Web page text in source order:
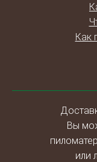
Как
Вы
или